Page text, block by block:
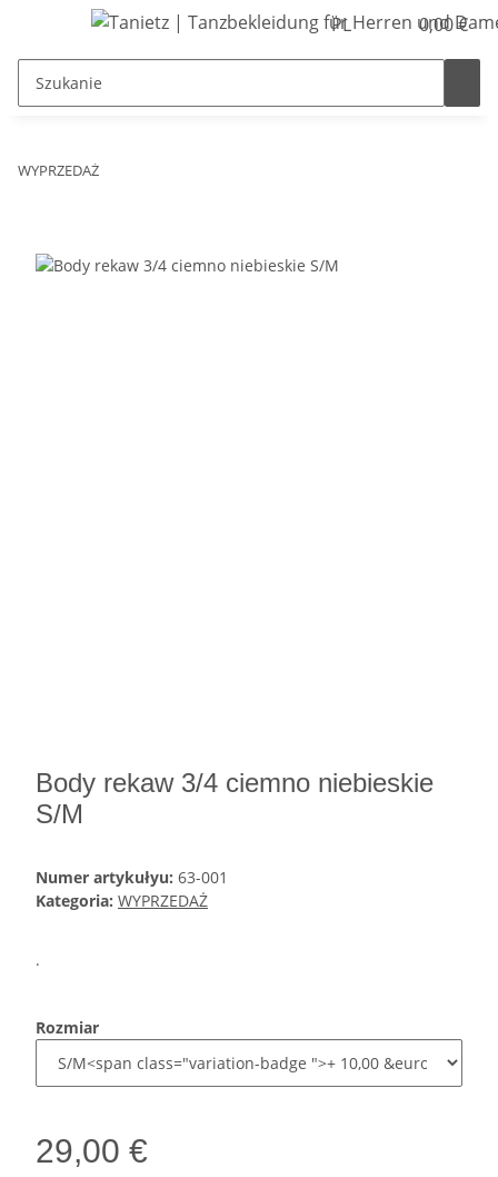
PL 0,00 €
WYPRZEDAŻ
Body rekaw 3/4 ciemno niebieskie
S/M
Numer artykułyu: 63-001
Kategoria: WYPRZEDAŻ
.
Rozmiar
29,00 €